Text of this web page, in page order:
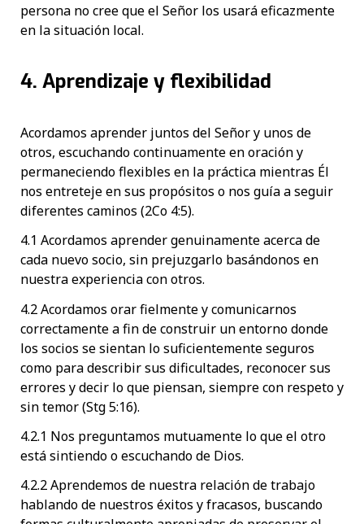
persona no cree que el Señor los usará eficazmente
en la situación local.
4. Aprendizaje y flexibilidad
Acordamos aprender juntos del Señor y unos de
otros, escuchando continuamente en oración y
permaneciendo flexibles en la práctica mientras Él
nos entreteje en sus propósitos o nos guía a seguir
diferentes caminos (2Co 4:5).
4.1 Acordamos aprender genuinamente acerca de
cada nuevo socio, sin prejuzgarlo basándonos en
nuestra experiencia con otros.
4.2 Acordamos orar fielmente y comunicarnos
correctamente a fin de construir un entorno donde
los socios se sientan lo suficientemente seguros
como para describir sus dificultades, reconocer sus
errores y decir lo que piensan, siempre con respeto y
sin temor (Stg 5:16).
4.2.1 Nos preguntamos mutuamente lo que el otro
está sintiendo o escuchando de Dios.
4.2.2 Aprendemos de nuestra relación de trabajo
hablando de nuestros éxitos y fracasos, buscando